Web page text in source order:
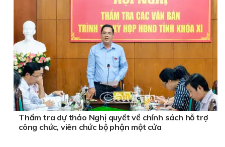
Thẩm tra dự thảo Nghị quyết về chính sách hỗ trợ
công chức, viên chức bộ phận một cửa